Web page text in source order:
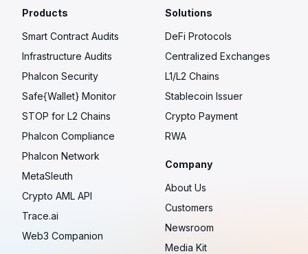
Products
Smart Contract Audits
Infrastructure Audits
Phalcon Security
Safe{Wallet} Monitor
STOP for L2 Chains
Phalcon Compliance
Phalcon Network
MetaSleuth
Crypto AML API
Trace.ai
Web3 Companion
Solutions
DeFi Protocols
Centralized Exchanges
L1/L2 Chains
Stablecoin Issuer
Crypto Payment
RWA
Company
About Us
Customers
Newsroom
Media Kit